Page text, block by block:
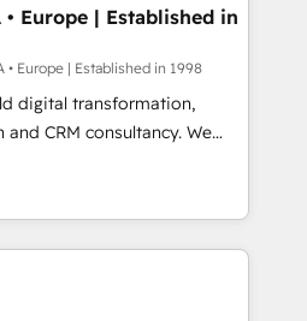
42001: 2023 certified •
governance framework,
you 'organise
• Europe | Established in
• Europe | Established in 1998
digital transformation,
CRM consultancy. We
enterprise clients to
digital and fuel their
inefficiencies, improve
• CRM